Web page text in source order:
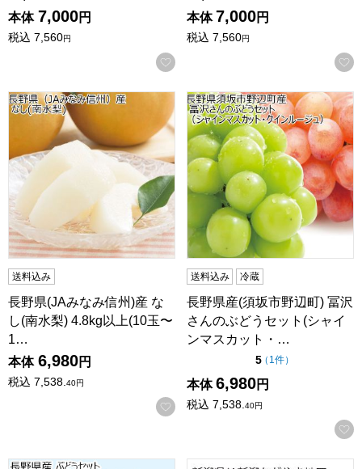
本体 7,000円
税込 7,560円
お気に入りに登録する
本体 7,000円
税込 7,560円
長野県(JAみなみ信州)産 なし(南水梨) 4.8kg以上(10玉〜14
送料込み
長野県(JAみなみ信州)産 な
し(南水梨) 4.8kg以上(10玉〜
1…
本体 6,980円
税込 7,538.40円
お気に入りに登録する
長野県産(須坂市野辺町) 冨沢
送料込み 冷蔵
長野県産(須坂市野辺町) 冨沢
さんのぶどうセット(シャイ
ンマスカット・…
5点（5点満点中）
（ 1件の評価
）
本体 6,980円
税込 7,538.40円